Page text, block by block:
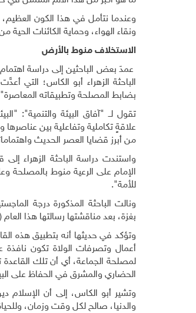
وعندما نتأمل في هذا الكون
ونقاء الهواء، وحماية الكائنات الحية
الاستخلاف منوط بالأرض
عمدَ بعض الباحثين إلى دراسة اهتمام
الباحثة الزهراء أبو الكاس؛ التي
بضابط المصلحة وتطبيقاته
تقول لــ "آفاق البيئة والتنمية":
علاقةٍ تكاملية وتفاعلية بين
من أبرز قضايا العصر الحديث
واستندت دراسة الباحثة الزهراء
الإمام على الرعية منوط بالمصلحة
للأمة".
ونالت الباحثة المذكورة درجة
بغزة، بعد مناقشتها رسالتها هذا العام (2021).
وتؤكد في حديثها أنه بتطبيق هذه
أعمال وتصرفات الولاة تكون نافذة
لمصلحة الجماعة، أي أن تلك
الحضاري والمشرق في الحفاظ على
وتشير أبو الكاس، إلى أن الإسلام
والدنيا، صالح لكل وقت وزمان،